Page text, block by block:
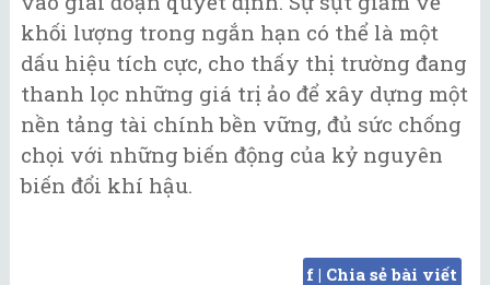
khối lượng trong ngắn hạn có thể là một
dấu hiệu tích cực, cho thấy thị trường đang
thanh lọc những giá trị ảo để xây dựng một
nền tảng tài chính bền vững, đủ sức chống
chọi với những biến động của kỷ nguyên
biến đổi khí hậu.
f | Chia sẻ bài viết